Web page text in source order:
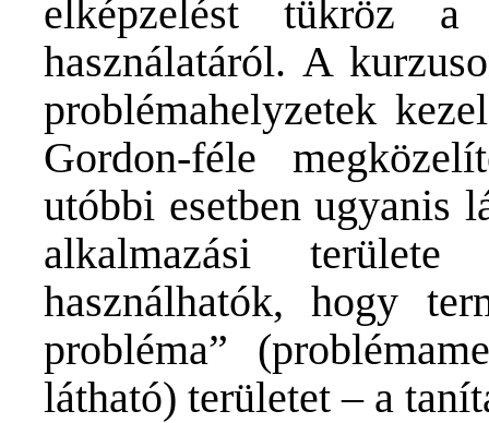
elképzelést tükröz a
használatáról. A
problémahelyzetek
Gordon-féle
utóbbi esetben ugyanis
alkalmazási
használhatók, hogy
probléma”
látható) területet – a